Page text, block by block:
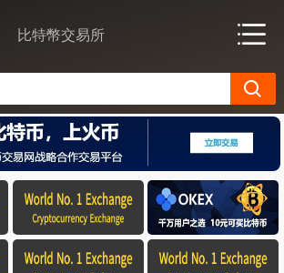
比特幣交易所